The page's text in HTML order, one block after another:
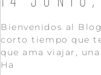
Bienvenidos al
corto tiempo que
que ama viajar,
Ha